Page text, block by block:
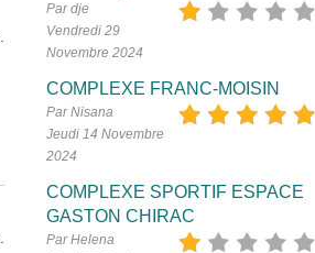
Par dje
Vendredi 29
Novembre 2024
COMPLEXE FRANC-MOISIN
Par Nisana
Jeudi 14 Novembre
2024
COMPLEXE SPORTIF ESPACE
GASTON CHIRAC
Par Helena